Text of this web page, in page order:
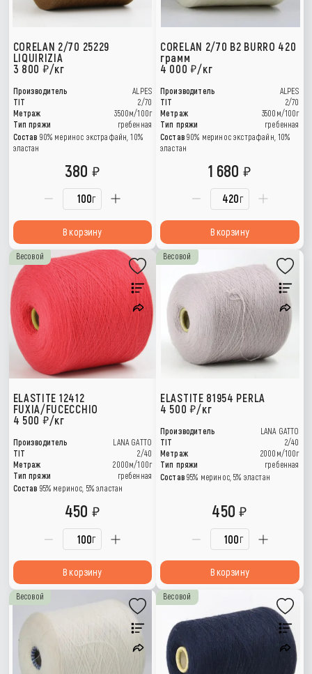
CORELAN 2/70 25229
LIQUIRIZIA
3 800
/кг
Производитель
ALPES
TIT
2/70
Метраж
3500м/100г
Тип пряжи
гребенная
Состав 90% меринос экстрафайн, 10%
эластан
г
380
В корзину
CORELAN 2/70 B2 BURRO 420
грамм
4 000 /кг
Производитель
ALPES
TIT
2/70
Метраж
3500м/100г
Тип пряжи
гребенная
Состав 90% меринос экстрафайн, 10%
эластан
г
1 680
В корзину
Весовой
ELASTITE 12412
FUXIA/FUCECCHIO
4 500
/кг
Производитель
LANA GATTO
TIT
2/40
Метраж
2000м/100г
Тип пряжи
гребенная
Состав 95% меринос, 5% эластан
г
450
В корзину
Весовой
ELASTITE 81954 PERLA
4 500 /кг
Производитель
LANA GATTO
TIT
2/40
Метраж
2000м/100г
Тип пряжи
гребенная
Состав 95% меринос, 5% эластан
г
450
В корзину
Весовой Весовой